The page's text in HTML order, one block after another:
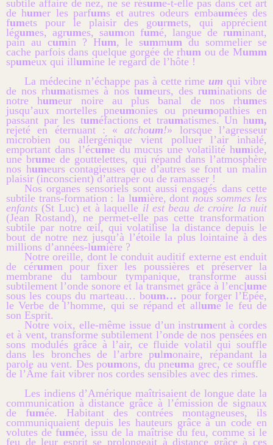
subtile affaire de nez, ne se résume-t-elle pas dans cet art
de humer les parfums et autres odeurs embaumées des
fumets pour le plaisir des gourmets, qui apprécient
légumes, agrumes, saumon fumé, langue de ruminant,
pain au cumin ? Hum, le summum du sommelier se
cache parfois dans quelque gorgée de rhum ou de Mumm
spumeux qui illumine le regard de l’hôte !
La médecine n’échappe pas à cette rimeumqui vibre
de nos rhumatismes à nos tumeurs, des ruminations de
notre humeur noire au plus banal de nos rhumes
jusqu’aux mortelles pneumonies ou pneumopathies en
passant par les tuméfactions et traumatismes. Un hum,
rejeté en éternuant : «atchoum!» lorsque l’agresseur
microbien ou allergénique vient polluer l’air inhalé,
emportant dans l’écume du mucus une volatilité humide,
une brume de gouttelettes, qui répand dans l’atmosphère
nos humeurs contagieuses que d’autres se font un malin
plaisir (inconscient) d’attraper ou de ramasser !
Nos organes sensoriels sont aussi engagés dans cette
subtile trans-formation : la lumière, dont nous sommes les
enfants (St Luc) et à laquelle il est beau de croire la nuit
(Jean Rostand), ne permet-elle pas cette transformation
subtile par notre œil, qui volatilise la distance depuis le
bout de notre nez jusqu’à l’étoile la plus lointaine à des
millions d’années-lumière ?
Notre oreille, dont le conduit auditif externe est enduit
de cérumen pour fixer les poussières et préserver la
membrane du tambour tympanique, transforme aussi
subtilement l’onde sonore et la transmet grâce à l’enclume
sous les coups du marteau… boum… pour forger l’Épée,
le Verbe de l’homme, qui se répand et allume le feu de
son Esprit.
Notre voix, elle-même issue d’un instrument à cordes
et à vent, transforme subtilement l’onde de nos pensées en
sons modulés grâce à l’air, ce fluide volatil qui souffle
dans les bronches de l’arbre pulmonaire, répandant la
parole au vent. Des poumons, du pneuma grec, ce souffle
de l’Âme fait vibrer nos cordes sensibles avec des rimes.
Les indiens d’Amérique maîtrisaient de longue date la
communication à distance grâce à l’émission de signaux
de fumée. Habitant des contrées montagneuses, ils
communiquaient depuis les hauteurs grâce à un code en
volutes de fumée, issu de la maîtrise du feu, comme si le
feu de leur esprit se prolongeait à distance grâce à ces